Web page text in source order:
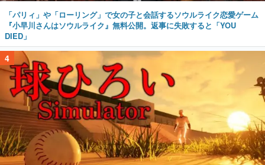
「パリィ」や「ローリング」で女の子と会話するソウルライク恋愛ゲーム
『小早川さんはソウルライク』無料公開。返事に失敗すると「YOU
DIED」
4